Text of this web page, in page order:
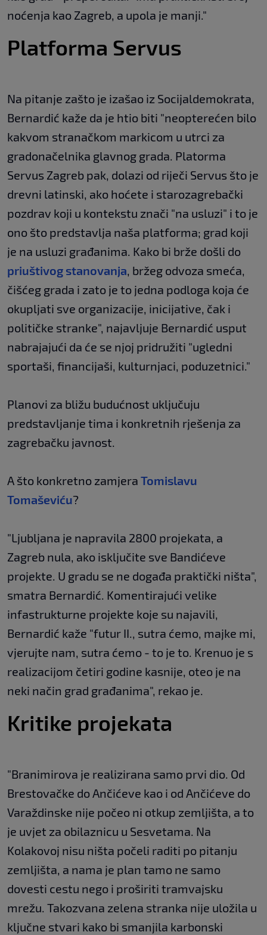
noćenja kao Zagreb, a upola je manji."
Platforma Servus
Na pitanje zašto je izašao iz Socijaldemokrata,
Bernardić kaže da je htio biti "neopterećen bilo
kakvom stranačkom markicom u utrci za
gradonačelnika glavnog grada. Platorma
Servus Zagreb pak, dolazi od riječi Servus što je
drevni latinski, ako hoćete i starozagrebački
pozdrav koji u kontekstu znači "na usluzi" i to je
ono što predstavlja naša platforma; grad koji
je na usluzi građanima. Kako bi brže došli do
priuštivog stanovanja , bržeg odvoza smeća,
čišćeg grada i zato je to jedna podloga koja će
okupljati sve organizacije, inicijative, čak i
političke stranke", najavljuje Bernardić usput
nabrajajući da će se njoj pridružiti "ugledni
sportaši, financijaši, kulturnjaci, poduzetnici."
Planovi za bližu budućnost uključuju
predstavljanje tima i konkretnih rješenja za
zagrebačku javnost.
A što konkretno zamjera Tomislavu
Tomaševiću?
"Ljubljana je napravila 2800 projekata, a
Zagreb nula, ako isključite sve Bandićeve
projekte. U gradu se ne događa praktički ništa",
smatra Bernardić. Komentirajući velike
infastrukturne projekte koje su najavili,
Bernardić kaže "futur II., sutra ćemo, majke mi,
vjerujte nam, sutra ćemo - to je to. Krenuo je s
realizacijom četiri godine kasnije, oteo je na
neki način grad građanima", rekao je.
Kritike projekata
"Branimirova je realizirana samo prvi dio. Od
Brestovačke do Ančićeve kao i od Ančićeve do
Varaždinske nije počeo ni otkup zemljišta, a to
je uvjet za obilaznicu u Sesvetama. Na
Kolakovoj nisu ništa počeli raditi po pitanju
zemljišta, a nama je plan tamo ne samo
dovesti cestu nego i proširiti tramvajsku
mrežu. Takozvana zelena stranka nije uložila u
ključne stvari kako bi smanjila karbonski